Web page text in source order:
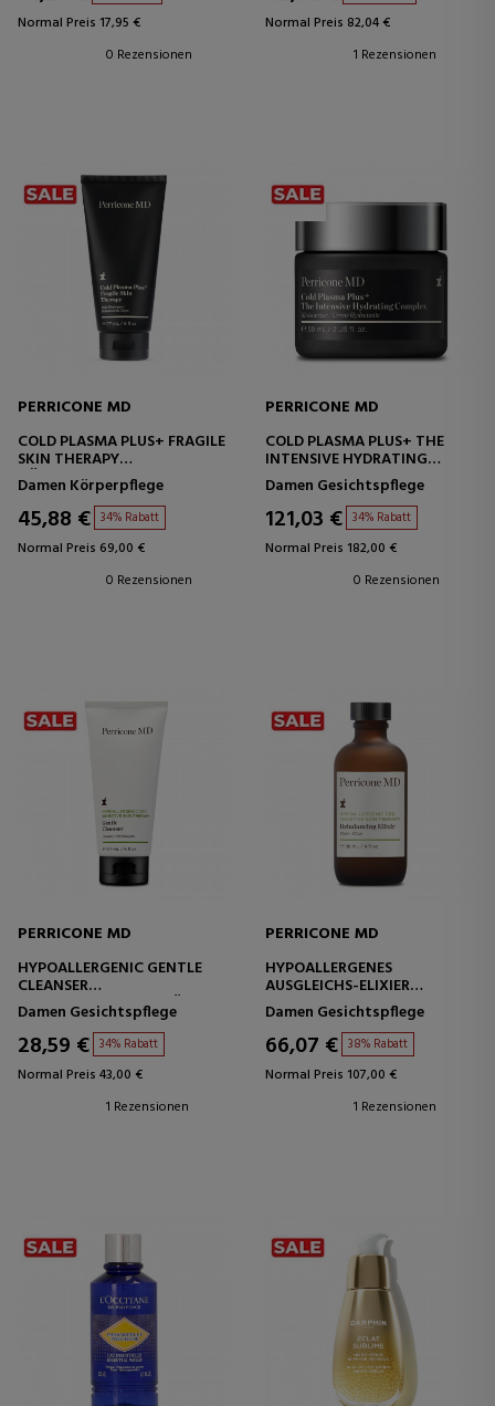
Normal Preis 17,95 €
0 Rezensionen
Normal Preis 82,04 €
1 Rezensionen
PERRICONE MD
COLD PLASMA PLUS+ FRAGILE
SKIN THERAPY
KÖRPERCREME
Damen Körperpflege
45,88 € 34% Rabatt
Normal Preis 69,00 €
0 Rezensionen
PERRICONE MD
COLD PLASMA PLUS+ THE
INTENSIVE HYDRATING
COMPLEX
INTENSIV
FEUCHTIGKEITSSPENDENDE
CREME
Damen Gesichtspflege
121,03 € 34% Rabatt
Normal Preis 182,00 €
0 Rezensionen
PERRICONE MD
HYPOALLERGENIC GENTLE
CLEANSER
GESICHTSREINIGER - FÜR
EMPFINDLICHE HAUT
Damen Gesichtspflege
28,59 € 34% Rabatt
Normal Preis 43,00 €
1 Rezensionen
PERRICONE MD
HYPOALLERGENES
AUSGLEICHS-ELIXIER
FEUCHTIGKEITSSPENDENDE
UND BERUHIGENDE
BEHANDLUNG
Damen Gesichtspflege
66,07 € 38% Rabatt
Normal Preis 107,00 €
1 Rezensionen